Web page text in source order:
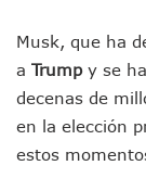
Musk, que ha
a Trump y se
decenas de
en la elección
estos